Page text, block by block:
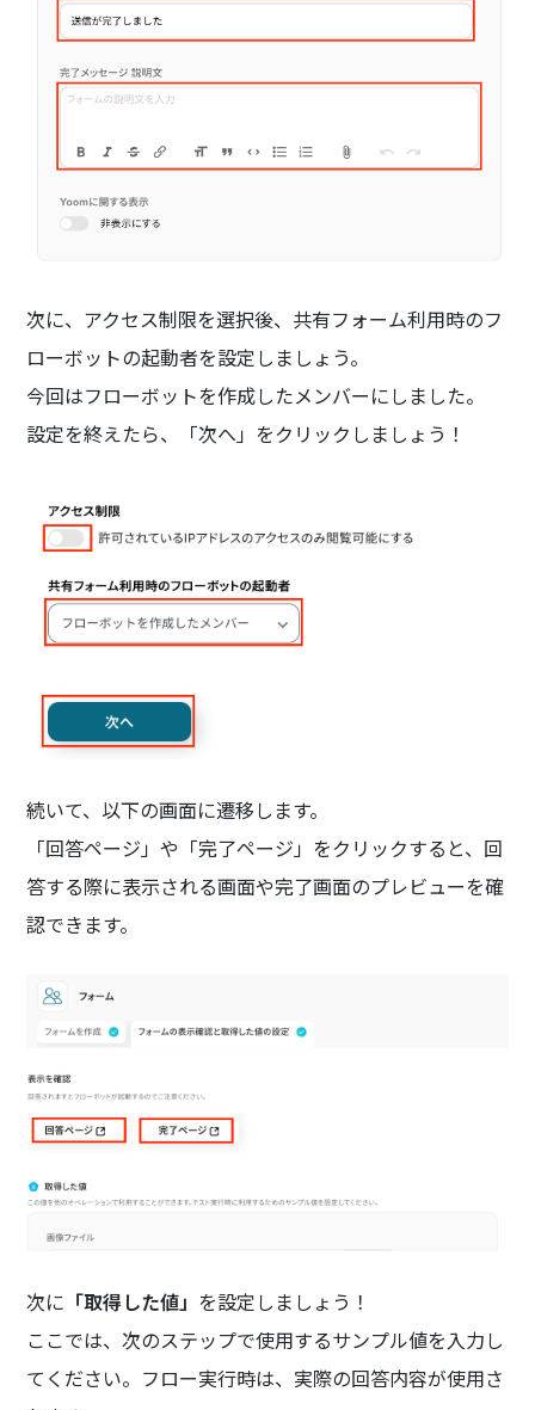
次に、アクセス制限を選択後、共有フォーム利用時のフ
ローボットの起動者を設定しましょう。
今回はフローボットを作成したメンバーにしました。
設定を終えたら、「次へ」をクリックしましょう！
続いて、以下の画面に遷移します。
「回答ページ」や「完了ページ」をクリックすると、回
答する際に表示される画面や完了画面のプレビューを確
認できます。
次に 「取得した値」 を設定しましょう！
ここでは、次のステップで使用するサンプル値を入力し
てください。フロー実行時は、実際の回答内容が使用さ